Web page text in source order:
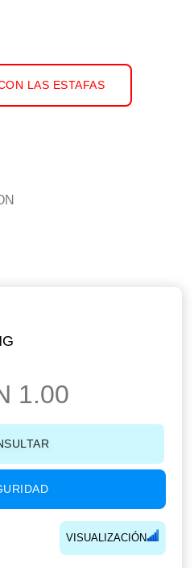
LAS ESTAFAS
1.00
VISUALIZACIÓN